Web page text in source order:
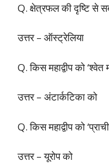
Q. क्षेत्रफल की दृष्टि से
उत्तर – ऑस्ट्रेलिया
Q. किस महाद्वीप को ‘श्वेत
उत्तर – अंटार्कटिका को
Q. किस महाद्वीप को
उत्तर – यूरोप को